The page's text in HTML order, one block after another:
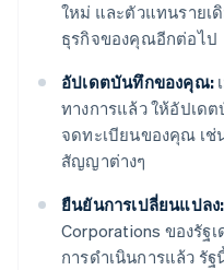
ใหม่ และตัวแทนรายเ
ธุรกิจของคุณอีกต่อไป
อัปเดตบันทึกของคุณ:
ทางการแล้ว ให้อัปเด
จดทะเบียนของคุณ เ
สัญญาต่างๆ
ยืนยันการเปลี่ยนแปลง:
Corporations ของรัฐ
การดำเนินการแล้ว รั